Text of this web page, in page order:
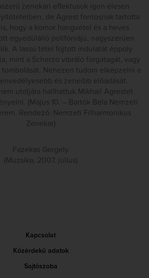
zenekari effektusok igen élesen
de Agrest fontosnak tartotta
hogy a komor hangvétel és a heves
egyedülálló polifóniájú, nagyszerűen
A lassú tétel fojtott indulatát éppoly
mint a Scherzo vibráló forgatagát, vagy
Nehezen tudom elképzelni a
és zeneibb előadását.
utoljára hallhattuk Mikhail Agrestet
(Május 10. – Bartók Béla Nemzeti
Rendező: Nemzeti Filharmonikus
Zenekar)
Fazekas Gergely
(Muzsika, 2007. július)
Kapcsolat
Közérdekű adatok
Sajtószoba